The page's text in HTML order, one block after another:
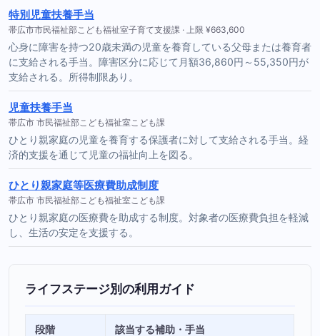
特別児童扶養手当
帯広市市民福祉部こども福祉室子育て支援課 · 上限 ¥663,600
心身に障害を持つ20歳未満の児童を養育している父母または養育者
に支給される手当。障害区分に応じて月額36,860円～55,350円が
支給される。所得制限あり。
児童扶養手当
帯広市 市民福祉部こども福祉室こども課
ひとり親家庭の児童を養育する保護者に対して支給される手当。経
済的支援を通じて児童の福祉向上を図る。
ひとり親家庭等医療費助成制度
帯広市 市民福祉部こども福祉室こども課
ひとり親家庭の医療費を助成する制度。対象者の医療費負担を軽減
し、生活の安定を支援する。
ライフステージ別の利用ガイド
段階 該当する補助・手当